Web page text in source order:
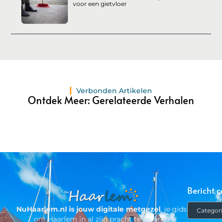
voor een gietvloer
Verbonden Artikelen
Ontdek Meer: Gerelateerde Verhalen
NuHaarlem.nl is jouw digitale metgezel, je gids
om Haarlem in al zijn pracht te ervaren
Bericht